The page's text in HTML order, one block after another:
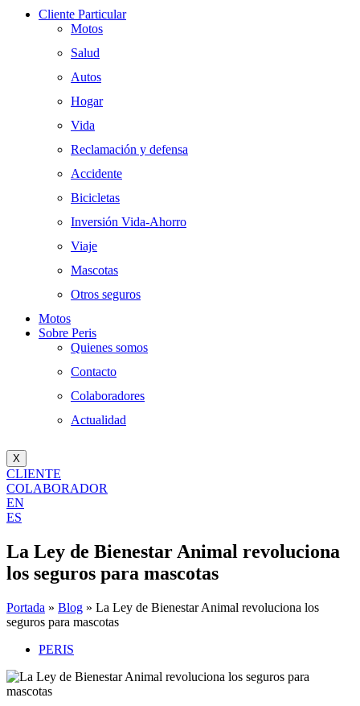
Cliente Particular
Motos
Salud
Autos
Hogar
Vida
Reclamación y defensa
Accidente
Bicicletas
Inversión Vida-Ahorro
Viaje
Mascotas
Otros seguros
Motos
Sobre Peris
Quienes somos
Contacto
Colaboradores
Actualidad
X
CLIENTE
COLABORADOR
EN
ES
La Ley de Bienestar Animal revoluciona
los seguros para mascotas
Portada » Blog » La Ley de Bienestar Animal revoluciona los
seguros para mascotas
PERIS